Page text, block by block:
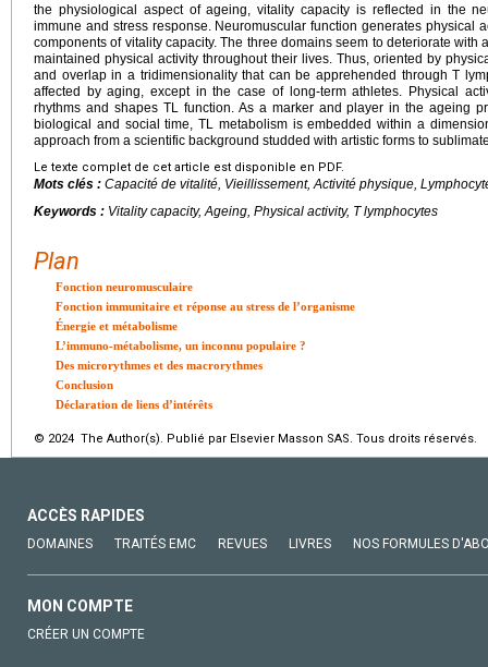
the physiological aspect of ageing, vitality capacity is reflected in the
immune and stress response. Neuromuscular function generates physical
components of vitality capacity. The three domains seem to deteriorate
maintained physical activity throughout their lives. Thus, oriented by
and overlap in a tridimensionality that can be apprehended through T
affected by aging, except in the case of long-term athletes. Physical
rhythms and shapes TL function. As a marker and player in the ageing
biological and social time, TL metabolism is embedded within a
approach from a scientific background studded with artistic forms to
Le texte complet de cet article est disponible en PDF.
Mots clés : Capacité de vitalité, Vieillissement, Activité physique,
Keywords : Vitality capacity, Ageing, Physical activity, T lymphocytes
Plan
Fonction neuromusculaire
Fonction immunitaire et réponse au stress de l’organisme
Énergie et métabolisme
L’immuno-métabolisme, un inconnu populaire ?
Des microrythmes et des macrorythmes
Conclusion
Déclaration de liens d’intérêts
© 2024 The Author(s). Publié par Elsevier Masson SAS. Tous droits réservés.
ACCÈS RAPIDES
DOMAINES TRAITÉS EMC REVUES LIVRES NOS FORMULES
MON COMPTE
CRÉER UN COMPTE